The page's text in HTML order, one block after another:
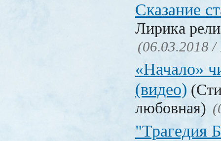
Сказание
Лирика
(06.03.2018 /
«Начало»
(видео)
любовная)
"Трагедия